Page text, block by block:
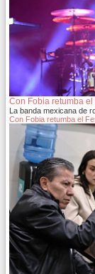
Con Fobia retumba
La banda mexicana de
Con Fobia retumba el